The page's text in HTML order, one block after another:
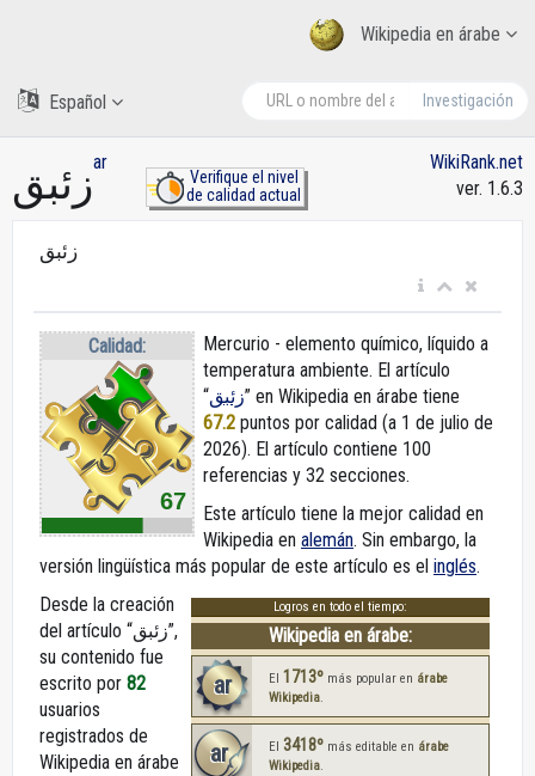
Wikipedia en árabe
Investigación
Español
زئبقar
Verifique el nivel
de calidad actual
WikiRank.net
ver. 1.6.3
زئبق
Calidad:
67
Mercurio - elemento químico, líquido a
temperatura ambiente. El artículo
“زئبق” en Wikipedia en árabe tiene
67.2 puntos por calidad (a 1 de julio de
2026). El artículo contiene 100
referencias y 32 secciones.
Este artículo tiene la mejor calidad en
Wikipedia en alemán. Sin embargo, la
versión lingüística más popular de este artículo es el inglés.
Logros en todo el tiempo:
Wikipedia en árabe:
ar El 1713º más popular en árabe
Wikipedia.
ar El 3418º más editable en árabe
Wikipedia.
Desde la creación
del artículo “زئبق”,
su contenido fue
escrito por 82
usuarios
registrados de
Wikipedia en árabe